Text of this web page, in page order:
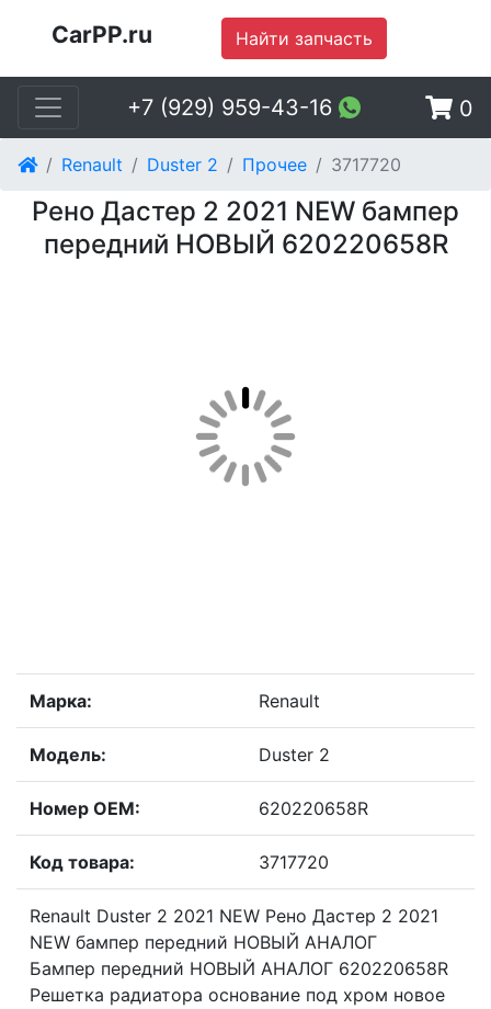
CarPP.ru Найти запчасть
+7 (929) 959-43-16 0
Renault Duster 2 Прочее 3717720
Рено Дастер 2 2021 NEW бампер
передний НОВЫЙ 620220658R
Марка: Renault
Модель: Duster 2
Номер OEM: 620220658R
Код товара: 3717720
Renault Duster 2 2021 NEW Рено Дастер 2 2021
NEW бампер передний НОВЫЙ АНАЛОГ
Бампер передний НОВЫЙ АНАЛОГ 620220658R
Решетка радиатора основание под хром новое